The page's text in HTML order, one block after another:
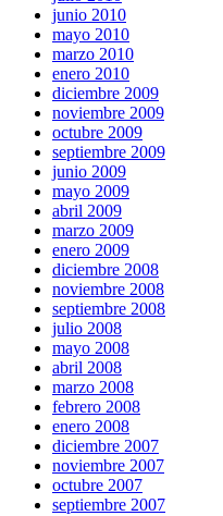
junio 2010
mayo 2010
marzo 2010
enero 2010
diciembre 2009
noviembre 2009
octubre 2009
septiembre 2009
junio 2009
mayo 2009
abril 2009
marzo 2009
enero 2009
diciembre 2008
noviembre 2008
septiembre 2008
julio 2008
mayo 2008
abril 2008
marzo 2008
febrero 2008
enero 2008
diciembre 2007
noviembre 2007
octubre 2007
septiembre 2007